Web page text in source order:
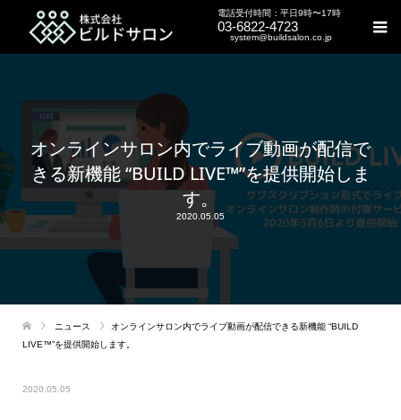
電話受付時間：平日9時〜17時
03-6822-4723
system@buildsalon.co.jp
オンラインサロン内でライブ動画が配信で
きる新機能 “BUILD LIVE™️”を提供開始しま
す。
2020.05.05
ニュース
オンラインサロン内でライブ動画が配信できる新機能 “BUILD
LIVE™️”を提供開始します。
2020.05.05